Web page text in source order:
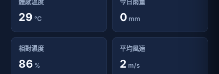
29 ℃ 0 mm
相對濕度
86 %
平均風速
2 m/s